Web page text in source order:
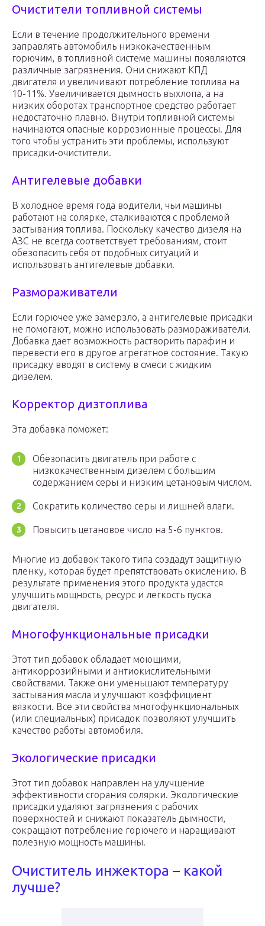
Очистители топливной системы
Если в течение продолжительного времени
заправлять автомобиль низкокачественным
горючим, в топливной системе машины появляются
различные загрязнения. Они снижают КПД
двигателя и увеличивают потребление топлива на
10-11%. Увеличивается дымность выхлопа, а на
низких оборотах транспортное средство работает
недостаточно плавно. Внутри топливной системы
начинаются опасные коррозионные процессы. Для
того чтобы устранить эти проблемы, используют
присадки-очистители.
Антигелевые добавки
В холодное время года водители, чьи машины
работают на солярке, сталкиваются с проблемой
застывания топлива. Поскольку качество дизеля на
АЗС не всегда соответствует требованиям, стоит
обезопасить себя от подобных ситуаций и
использовать антигелевые добавки.
Размораживатели
Если горючее уже замерзло, а антигелевые присадки
не помогают, можно использовать размораживатели.
Добавка дает возможность растворить парафин и
перевести его в другое агрегатное состояние. Такую
присадку вводят в систему в смеси с жидким
дизелем.
Корректор дизтоплива
Эта добавка поможет:
Обезопасить двигатель при работе с
низкокачественным дизелем с большим
содержанием серы и низким цетановым числом.
Сократить количество серы и лишней влаги.
Повысить цетановое число на 5-6 пунктов.
Многие из добавок такого типа создадут защитную
пленку, которая будет препятствовать окислению. В
результате применения этого продукта удастся
улучшить мощность, ресурс и легкость пуска
двигателя.
Многофункциональные присадки
Этот тип добавок обладает моющими,
антикоррозийными и антиокислительными
свойствами. Также они уменьшают температуру
застывания масла и улучшают коэффициент
вязкости. Все эти свойства многофункциональных
(или специальных) присадок позволяют улучшить
качество работы автомобиля.
Экологические присадки
Этот тип добавок направлен на улучшение
эффективности сгорания солярки. Экологические
присадки удаляют загрязнения с рабочих
поверхностей и снижают показатель дымности,
сокращают потребление горючего и наращивают
полезную мощность машины.
Очиститель инжектора – какой
лучше?